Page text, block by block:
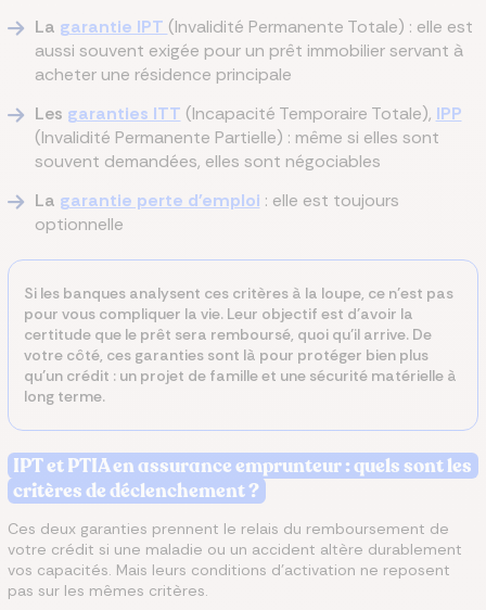
La garantie IPT (Invalidité Permanente Totale) : elle est
aussi souvent exigée pour un prêt immobilier servant à
acheter une résidence principale
Les garanties ITT (Incapacité Temporaire Totale), IPP
(Invalidité Permanente Partielle) : même si elles sont
souvent demandées, elles sont négociables
La garantie perte d'emploi : elle est toujours
optionnelle
Si les banques analysent ces critères à la loupe, ce n’est pas
pour vous compliquer la vie. Leur objectif est d'avoir la
certitude que le prêt sera remboursé, quoi qu’il arrive. De
votre côté, ces garanties sont là pour protéger bien plus
qu’un crédit : un projet de famille et une sécurité matérielle à
long terme.
IPT et PTIA en assurance emprunteur : quels sont les
critères de déclenchement ?
Ces deux garanties prennent le relais du remboursement de
votre crédit si une maladie ou un accident altère durablement
vos capacités. Mais leurs conditions d'activation ne reposent
pas sur les mêmes critères.